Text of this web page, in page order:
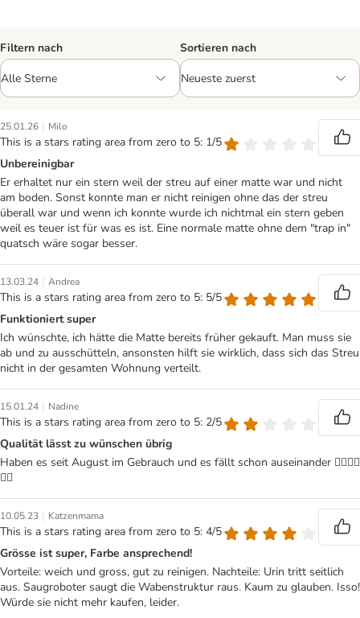
Filtern nach Sortieren nach
25.01.26 | Milo
This is a stars rating area from zero to 5: 1/5
Unbereinigbar
Er erhaltet nur ein stern weil der streu auf einer matte war und nicht
am boden. Sonst konnte man er nicht reinigen ohne das der streu
überall war und wenn ich konnte wurde ich nichtmal ein stern geben
weil es teuer ist für was es ist. Eine normale matte ohne dem "trap in"
quatsch wäre sogar besser.
13.03.24 | Andrea
This is a stars rating area from zero to 5: 5/5
Funktioniert super
Ich wünschte, ich hätte die Matte bereits früher gekauft. Man muss sie
ab und zu ausschütteln, ansonsten hilft sie wirklich, dass sich das Streu
nicht in der gesamten Wohnung verteilt.
15.01.24 | Nadine
This is a stars rating area from zero to 5: 2/5
Qualität lässt zu wünschen übrig
Haben es seit August im Gebrauch und es fällt schon auseinander 👎🏻👎🏻
👎🏻
10.05.23 | Katzenmama
This is a stars rating area from zero to 5: 4/5
Grösse ist super, Farbe ansprechend!
Vorteile: weich und gross, gut zu reinigen. Nachteile: Urin tritt seitlich
aus. Saugroboter saugt die Wabenstruktur raus. Kaum zu glauben. Isso!
Würde sie nicht mehr kaufen, leider.